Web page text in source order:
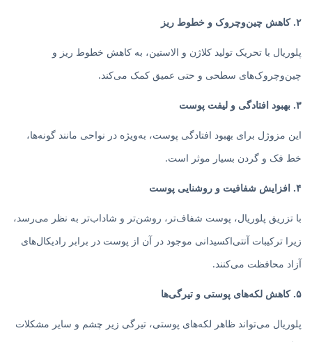
۲. کاهش چین‌وچروک و خطوط ریز
پلوریال با تحریک تولید کلاژن و الاستین، به کاهش خطوط ریز و
چین‌وچروک‌های سطحی و حتی عمیق کمک می‌کند.
۳. بهبود افتادگی و لیفت پوست
این مزوژل برای بهبود افتادگی پوست، به‌ویژه در نواحی مانند گونه‌ها،
خط فک و گردن بسیار موثر است.
۴. افزایش شفافیت و روشنایی پوست
با تزریق پلوریال، پوست شفاف‌تر، روشن‌تر و شاداب‌تر به نظر می‌رسد،
زیرا ترکیبات آنتی‌اکسیدانی موجود در آن از پوست در برابر رادیکال‌های
آزاد محافظت می‌کنند.
۵. کاهش لکه‌های پوستی و تیرگی‌ها
پلوریال می‌تواند ظاهر لکه‌های پوستی، تیرگی زیر چشم و سایر مشکلات